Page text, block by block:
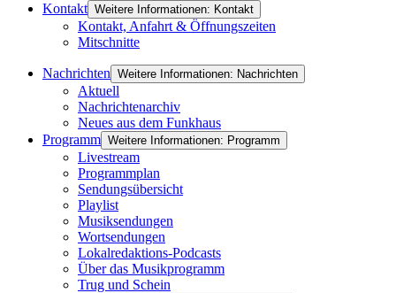
Kontakt Weitere Informationen: Kontakt
Kontakt, Anfahrt & Öffnungszeiten
Mitschnitte
Nachrichten Weitere Informationen: Nachrichten
Aktuell
Nachrichtenarchiv
Neues aus dem Funkhaus
Programm Weitere Informationen: Programm
Livestream
Programmplan
Sendungsübersicht
Playlist
Musiksendungen
Wortsendungen
Lokalredaktions-Podcasts
Über das Musikprogramm
Trug und Schein